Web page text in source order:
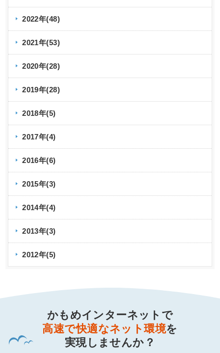
2022.07.14
夏季休業のお知らせ
2022.06.16
2022.06.01
サングラスをかけたもめちゃんを探せ！かもめ
インターネットシェアキャンペーン
2022.05.12
事務局 臨時休業のお知らせ
2022.04.14
長期連休に伴う休業のお知らせ
2022.04.01
クイズに答えてAmazonギフト券をGET！かも
めインターネットTwitterキャンペーン2022春
連動キャンペーンのお知らせ
2022.03.18
v6プラス ご利用機器の取得情報 簡略化のお知
らせ
2022年(48)
2021年(53)
2020年(28)
2019年(28)
2018年(5)
2017年(4)
2016年(6)
2015年(3)
2014年(4)
2013年(3)
2012年(5)
かもめインターネットで
高速で快適なネット環境を
実現しませんか？